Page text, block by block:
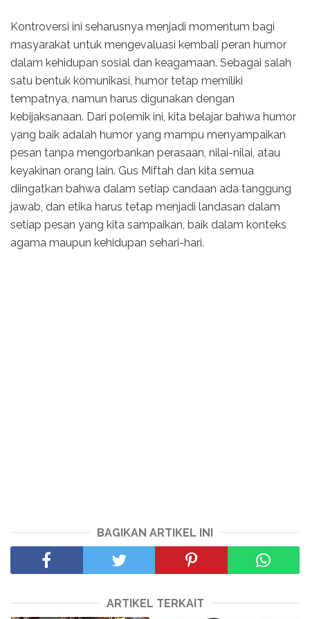
Kontroversi ini seharusnya menjadi momentum bagi
masyarakat untuk mengevaluasi kembali peran humor
dalam kehidupan sosial dan keagamaan. Sebagai salah
satu bentuk komunikasi, humor tetap memiliki
tempatnya, namun harus digunakan dengan
kebijaksanaan. Dari polemik ini, kita belajar bahwa humor
yang baik adalah humor yang mampu menyampaikan
pesan tanpa mengorbankan perasaan, nilai-nilai, atau
keyakinan orang lain. Gus Miftah dan kita semua
diingatkan bahwa dalam setiap candaan ada tanggung
jawab, dan etika harus tetap menjadi landasan dalam
setiap pesan yang kita sampaikan, baik dalam konteks
agama maupun kehidupan sehari-hari.
BAGIKAN ARTIKEL INI
ARTIKEL TERKAIT